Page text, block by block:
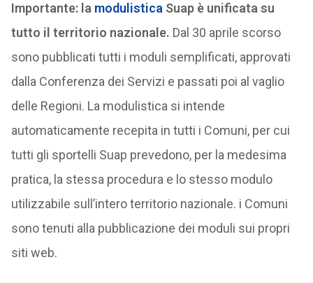
Importante: la modulistica Suap è unificata su
tutto il territorio nazionale. Dal 30 aprile scorso
sono pubblicati tutti i moduli semplificati, approvati
dalla Conferenza dei Servizi e passati poi al vaglio
delle Regioni. La modulistica si intende
automaticamente recepita in tutti i Comuni, per cui
tutti gli sportelli Suap prevedono, per la medesima
pratica, la stessa procedura e lo stesso modulo
utilizzabile sull’intero territorio nazionale. i Comuni
sono tenuti alla pubblicazione dei moduli sui propri
siti web.